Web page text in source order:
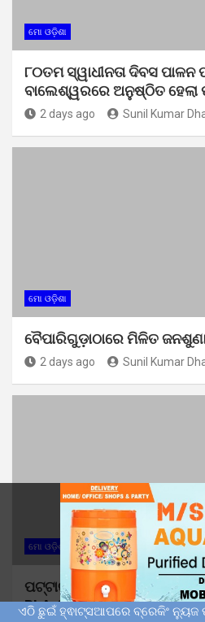
ମୋ ଓଡ଼ିଶା
୮୦ତମ ସ୍ୱାଧୀନତା ଦିବସ ପାଳନ
ବାଲେଶ୍ୱରରେ ଅନୁଷ୍ଠିତ
2 days ago Sunil Kumar
ମୋ ଓଡ଼ିଶା
ବୈପାରିଗୁଡ଼ାଠାରେ ମିଳିତ
2 days ago Sunil Kumar
ମୋ ଓଡ଼ିଶା ରାଜନୀତି
ପଟ୍ଟାଙ୍ଗୀରେ କଂଗ୍ରେସର
BLA-2ଙ୍କୁ ପ୍ରଶିକ୍ଷଣ
ଏଠି ଛୁଇଁ ହ୍ଵାଟ୍ସଆପରେ ବ୍ରେକିଂ ନ୍ୟୁଜ